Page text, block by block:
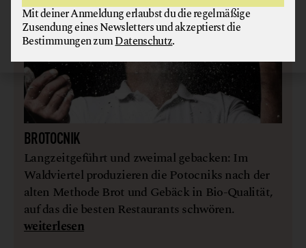
BROTOCNIK
Langzeitgeführt und zweimal gebacken: Im
Waldviertel produzieren die Potocniks nach der
alten Methode Brot und Gebäck in Bio-Qualität,
auf das die besten Restaurants schwören.
weiterlesen
Mit deiner Anmeldung erlaubst du die regelmäßige
Zusendung eines Newsletters und akzeptierst die
Bestimmungen zumDatenschutz.